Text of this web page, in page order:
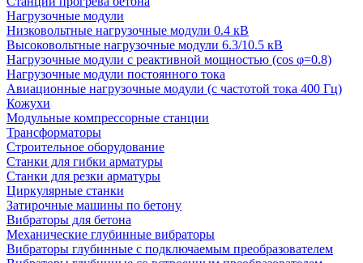
Нагрузочные модули
Низковольтные нагрузочные модули 0.4 кВ
Высоковольтные нагрузочные модули 6.3/10.5 кВ
Нагрузочные модули с реактивной мощностью (cos φ=0.8)
Нагрузочные модули постоянного тока
Авиационные нагрузочные модули (с частотой тока 400 Гц)
Кожухи
Модульные компрессорные станции
Трансформаторы
Строительное оборудование
Станки для гибки арматуры
Станки для резки арматуры
Циркулярные станки
Затирочные машины по бетону
Вибраторы для бетона
Механические глубинные вибраторы
Вибраторы глубинные с подключаемым преобразователем